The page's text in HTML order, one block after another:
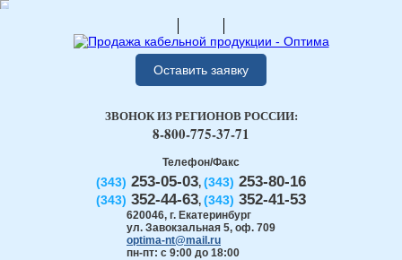
Оставить заявку
Телефон/Факс
(343) 253-05-03, (343) 253-80-16
(343) 352-44-63, (343) 352-41-53
620046, г. Екатеринбург
ул. Завокзальная 5, оф. 709
optima-nt@mail.ru
пн-пт: с 9:00 до 18:00
ЗВОНОК ИЗ РЕГИОНОВ РОССИИ:
8-800-775-37-71